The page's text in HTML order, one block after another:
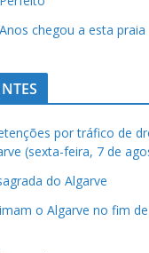
chegou a esta praia
por tráfico de
(sexta-feira, 7 de
do Algarve
o Algarve no fim